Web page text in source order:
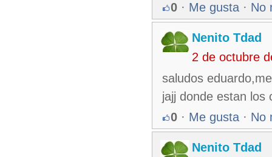
0 · Me gusta · No
Nenito Tdad
2 de octubre
saludos
jajj donde estan los
0 · Me gusta · No
Nenito Tdad